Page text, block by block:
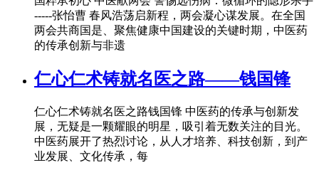
-----张怡曹 春风浩荡启新程，两会凝心谋发展。在全国
两会共商国是、聚焦健康中国建设的关键时期，中医药
的传承创新与非遗
仁心仁术铸就名医之路——钱国锋
仁心仁术铸就名医之路钱国锋 中医药的传承与创新发
展，无疑是一颗耀眼的明星，吸引着无数关注的目光。
中医药展开了热烈讨论，从人才培养、科技创新，到产
业发展、文化传承，每